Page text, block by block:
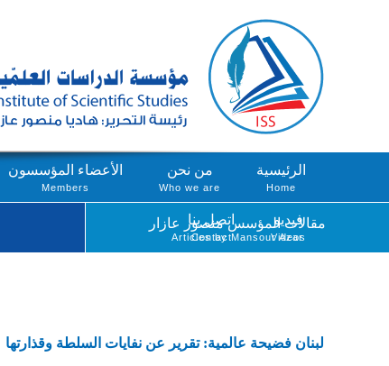
الرئيسية
Home
من نحن
Who we are
الأعضاء المؤسسون
Members
فيديو
Videos
اتصل بنا
Contact
مقالات المؤسس منصور عازار
Articles by Mansour Azar
لبنان فضيحة عالمية: تقرير عن نفايات السلطة وقذارتها